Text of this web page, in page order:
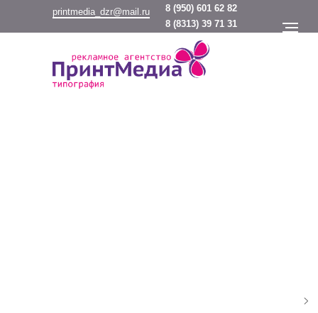
8 (950) 601 62 82
printmedia_dzr@mail.ru
8 (8313) 39 71 31